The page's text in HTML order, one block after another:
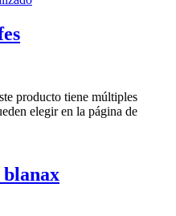
producto tiene múltiples
elegir en la página de
blanax